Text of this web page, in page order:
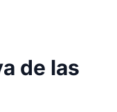
de las